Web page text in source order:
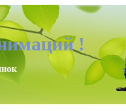
!